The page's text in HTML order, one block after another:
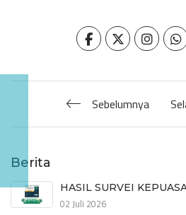
Sebelumnya
Berita
HASIL SURVEI
02 Juli 2026